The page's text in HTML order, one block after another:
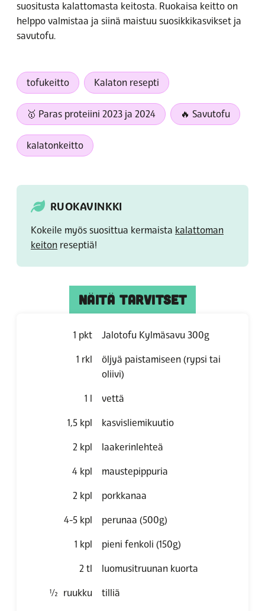
suositusta kalattomasta keitosta. Ruokaisa keitto on
helppo valmistaa ja siinä maistuu suosikkikasvikset ja
savutofu.
tofukeitto Kalaton resepti
🥇 Paras proteiini 2023 ja 2024 🔥 Savutofu
kalatonkeitto
RUOKAVINKKI
Kokeile myös suosittua kermaista kalattoman
keiton reseptiä!
NÄITÄ TARVITSET
1 pkt Jalotofu Kylmäsavu 300g
1 rkl
öljyä paistamiseen (rypsi tai
oliivi)
1 l vettä
1,5 kpl kasvisliemikuutio
2 kpl laakerinlehteä
4 kpl maustepippuria
2 kpl porkkanaa
4-5 kpl perunaa (500g)
1 kpl pieni fenkoli (150g)
2 tl luomusitruunan kuorta
½ ruukku tilliä